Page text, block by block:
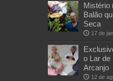
Mistério
Balão
Seca
17 de
o Lar de
Arcanjo
12 de